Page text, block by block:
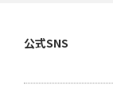
公式SNS